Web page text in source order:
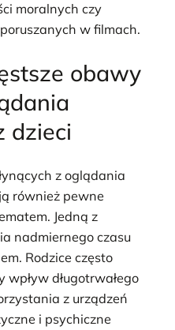
moralnych czy
w filmach.
obawy
dzieci
z oglądania
również pewne
Jedną z
nadmiernego czasu
Rodzice często
długotrwałego
z urządzeń
i psychiczne